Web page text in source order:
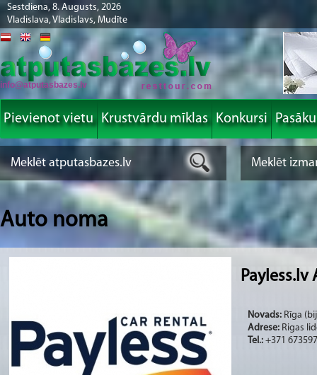
Sestdiena, 8. Augusts, 2026
Vladislava, Vladislavs, Mudīte
info@atputasbazes.lv
Pievienot vietu Krustvārdu mīklas Konkursi
Auto noma
Payless.lv
Novads: Rīga
Adrese: Rigas
Tel.: +371